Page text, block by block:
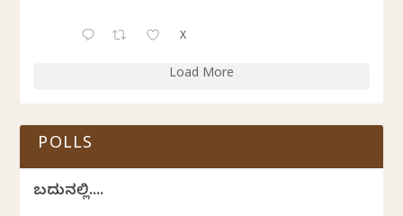
X
Load More
POLLS
ಬದುಕಿನಲ್ಲಿ....